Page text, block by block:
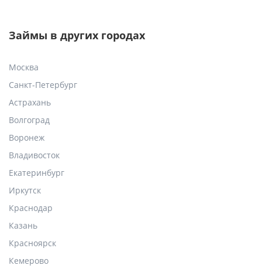
Займы в других городах
Москва
Санкт-Петербург
Астрахань
Волгоград
Воронеж
Владивосток
Екатеринбург
Иркутск
Краснодар
Казань
Красноярск
Кемерово